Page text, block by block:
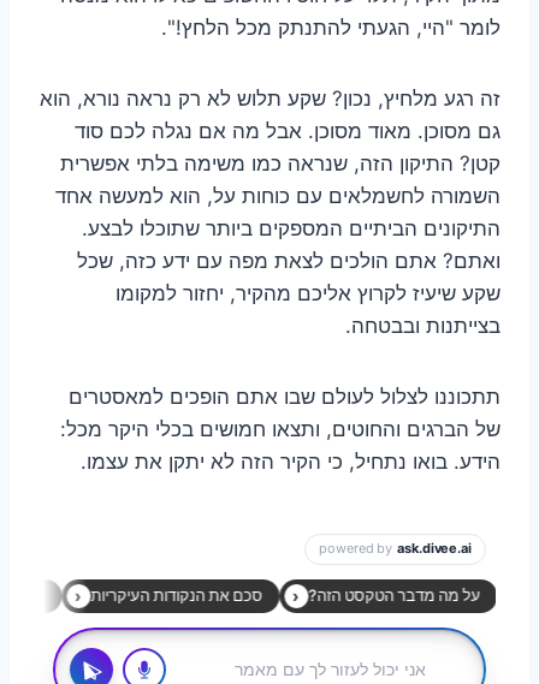
לומר "היי, הגעתי להתנתק מכל הלחץ!".
זה רגע מלחיץ, נכון? שקע תלוש לא רק נראה נורא, הוא
גם מסוכן. מאוד מסוכן. אבל מה אם נגלה לכם סוד
קטן? התיקון הזה, שנראה כמו משימה בלתי אפשרית
השמורה לחשמלאים עם כוחות על, הוא למעשה אחד
התיקונים הביתיים המספקים ביותר שתוכלו לבצע.
ואתם? אתם הולכים לצאת מפה עם ידע כזה, שכל
שקע שיעיז לקרוץ אליכם מהקיר, יחזור למקומו
בצייתנות ובבטחה.
תתכוננו לצלול לעולם שבו אתם הופכים למאסטרים
של הברגים והחוטים, ותצאו חמושים בכלי היקר מכל:
הידע. בואו נתחיל, כי הקיר הזה לא יתקן את עצמו.